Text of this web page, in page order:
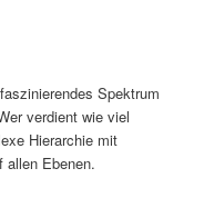
Spektrum
verdient wie viel
Hierarchie mit
allen Ebenen.